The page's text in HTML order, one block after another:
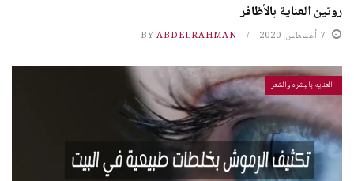
روتين العناية بالأظافر
7 أغسطس، 2020 BY ABDELRAHMAN
العنايه بالبشره والشعر